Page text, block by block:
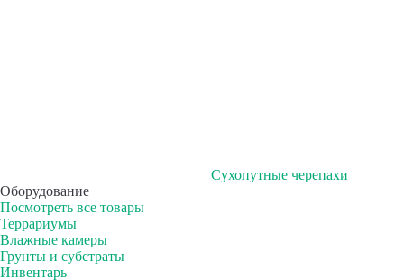
Сухопутные черепахи
Оборудование
Посмотреть все товары
Террариумы
Влажные камеры
Грунты и субстраты
Инвентарь